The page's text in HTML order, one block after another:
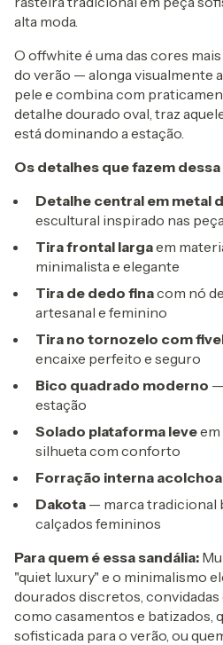
alta moda.
O offwhite é uma das cores
do verão — alonga visualmente
pele e combina com
detalhe dourado oval, traz
está dominando a estação.
Os detalhes que fazem
Detalhe central em metal
escultural inspirado nas
Tira frontal largaem
minimalista e elegante
Tira de dedo finacom nó
artesanal e feminino
Tira no tornozelo com
encaixe perfeito e seguro
Bico quadrado moderno
estação
Solado plataforma leve
silhueta com conforto
Forração interna
Dakota — marca tradicional
calçados femininos
Para quem é essa sandália:
"quiet luxury" e o minimalismo
dourados discretos,
como casamentos e batizados,
sofisticada para o verão, ou